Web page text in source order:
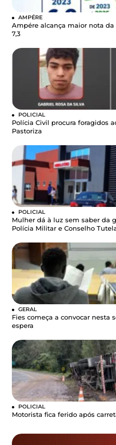
AMPÉRE
Ampére alcança maior nota
7,3
POLICIAL
Polícia Civil procura foragidos
Pastoriza
POLICIAL
Mulher dá à luz sem saber da
Polícia Militar e Conselho
GERAL
Fies começa a convocar nesta
espera
POLICIAL
Motorista fica ferido após